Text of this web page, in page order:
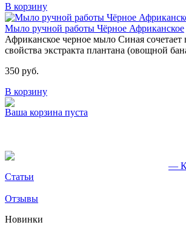
В корзину
Мыло ручной работы Чёрное Африканское
Африканское черное мыло Синая сочетает
свойства экстракта плантана (овощной
350 руб.
В корзину
Ваша корзина пуста
—
Статьи
Отзывы
Новинки